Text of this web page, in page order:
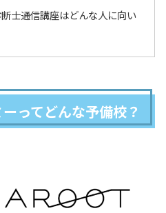
士通信講座はどんな人に向い
ってどんな予備校？